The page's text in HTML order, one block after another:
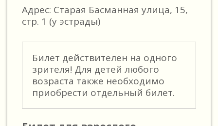
Адрес: Старая Басманная улица, 15,
стр. 1 (у эстрады)
Билет действителен на одного
зрителя! Для детей любого
возраста также необходимо
приобрести отдельный билет.